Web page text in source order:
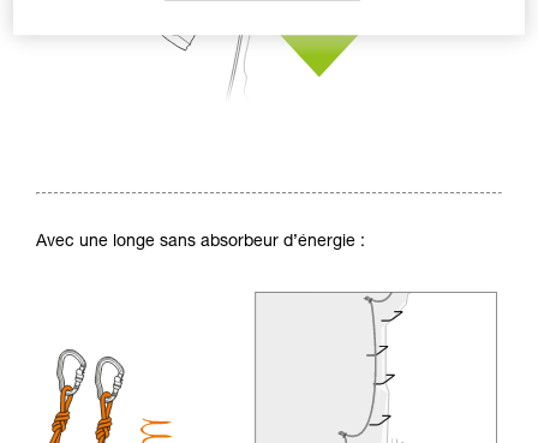
Avec une longe sans absorbeur d’énergie :